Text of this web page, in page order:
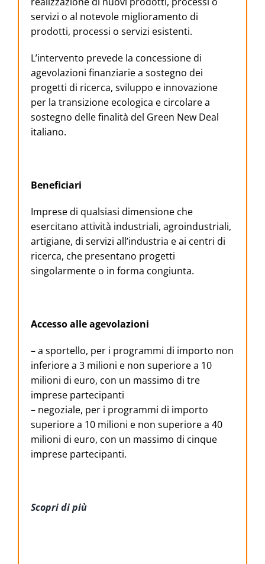
servizi o al notevole miglioramento di
prodotti, processi o servizi esistenti.
L’intervento prevede la concessione di
agevolazioni finanziarie a sostegno dei
progetti di ricerca, sviluppo e innovazione
per la transizione ecologica e circolare a
sostegno delle finalità del Green New Deal
italiano.
Beneficiari
Imprese di qualsiasi dimensione che
esercitano attività industriali, agroindustriali,
artigiane, di servizi all’industria e ai centri di
ricerca, che presentano progetti
singolarmente o in forma congiunta.
Accesso alle agevolazioni
– a sportello, per i programmi di importo non
inferiore a 3 milioni e non superiore a 10
milioni di euro, con un massimo di tre
imprese partecipanti
– negoziale, per i programmi di importo
superiore a 10 milioni e non superiore a 40
milioni di euro, con un massimo di cinque
imprese partecipanti.
Scopri di più